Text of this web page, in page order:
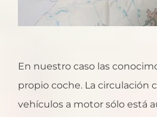
En nuestro caso las
propio coche. La circulación
vehículos a motor sólo está